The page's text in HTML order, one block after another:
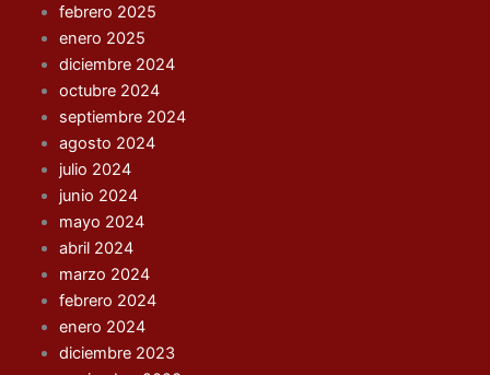
febrero 2025
enero 2025
diciembre 2024
octubre 2024
septiembre 2024
agosto 2024
julio 2024
junio 2024
mayo 2024
abril 2024
marzo 2024
febrero 2024
enero 2024
diciembre 2023